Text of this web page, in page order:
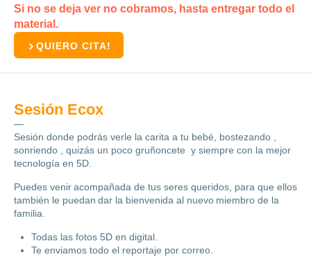
Si no se deja ver no cobramos, hasta entregar todo el
material.
QUIERO CITA!
Sesión Ecox
—
Sesión donde podrás verle la carita a tu bebé, bostezando ,
sonriendo , quizás un poco gruñoncete y siempre con la mejor
tecnología en 5D.
Puedes venir acompañada de tus seres queridos, para que ellos
también le puedan dar la bienvenida al nuevo miembro de la
familia.
Todas las fotos 5D en digital.
Te enviamos todo el reportaje por correo.